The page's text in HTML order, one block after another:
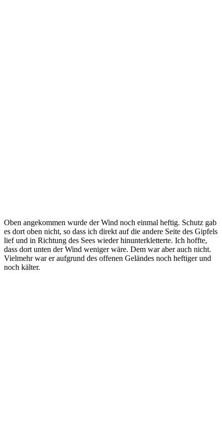
Oben angekommen wurde der Wind noch einmal heftig. Schutz gab
es dort oben nicht, so dass ich direkt auf die andere Seite des Gipfels
lief und in Richtung des Sees wieder hinunterkletterte. Ich hoffte,
dass dort unten der Wind weniger wäre. Dem war aber auch nicht.
Vielmehr war er aufgrund des offenen Geländes noch heftiger und
noch kälter.